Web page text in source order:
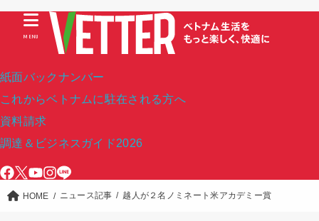
紙面バックナンバー
これからベトナムに駐在される方へ
資料請求
調達＆ビジネスガイド2026
MENU
HOME ニュース記事 越人が２名ノミネート米アカデミー賞